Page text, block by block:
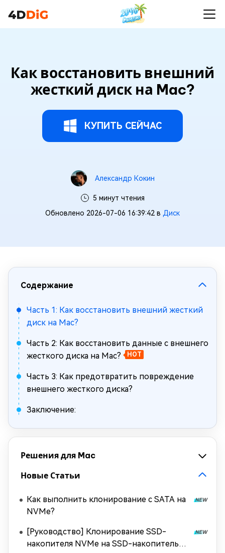
Как восстановить внешний
жесткий диск на Mac?
КУПИТЬ СЕЙЧАС
Александр Кокин
5 минут чтения
Обновлено 2026-07-06 16:39:42 в Диск
Содержание
Часть 1: Как восстановить внешний жесткий
диск на Mac?
Часть 2: Как восстановить данные с внешнего
жесткого диска на Mac?
HOT
Часть 3: Как предотвратить повреждение
внешнего жесткого диска?
Заключение:
Решения для Mac
Новые Статьи
Как выполнить клонирование с SATA на
NVMe?
[Руководство] Клонирование SSD-
накопителя NVMe на SSD-накопитель